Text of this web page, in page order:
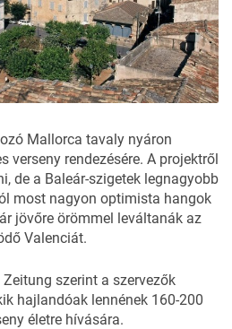
Mallorca tavaly nyáron
verseny rendezésére. A projektről
de a Baleár-szigetek legnagyobb
most nagyon optimista hangok
jövőre örömmel leváltanák az
Valenciát.
szerint a szervezők
hajlandóak lennének 160-200
életre hívására.